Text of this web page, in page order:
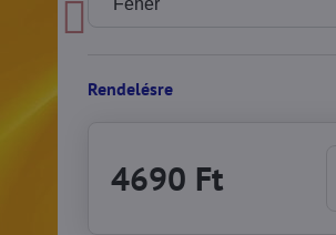
Rendelésre
4690 Ft